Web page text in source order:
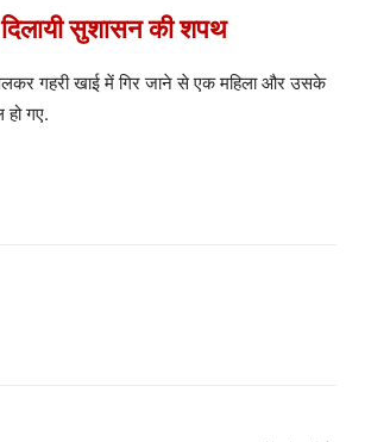
दिलायी सुशासन की शपथ
गहरी खाई में गिर जाने से एक महिला और उसके
गए.